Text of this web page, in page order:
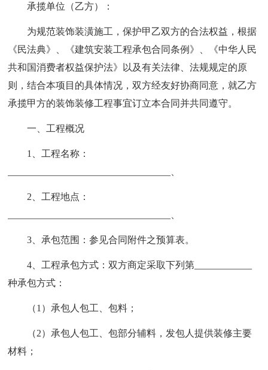
承揽单位（乙方）：
为规范装饰装潢施工，保护甲乙双方的合法权益，根据
《民法典》、《建筑安装工程承包合同条例》、《中华人民
共和国消费者权益保护法》以及有关法律、法规规定的原
则，结合本项目的具体情况，双方经友好协商同意，就乙方
承揽甲方的装饰装修工程事宜订立本合同并共同遵守。
一、工程概况
1、工程名称：
2、工程地点：
3、承包范围：参见合同附件之预算表。
4、工程承包方式：双方商定采取下列第____________
种承包方式：
（1）承包人包工、包料；
（2）承包人包工、包部分辅料，发包人提供装修主要
材料；